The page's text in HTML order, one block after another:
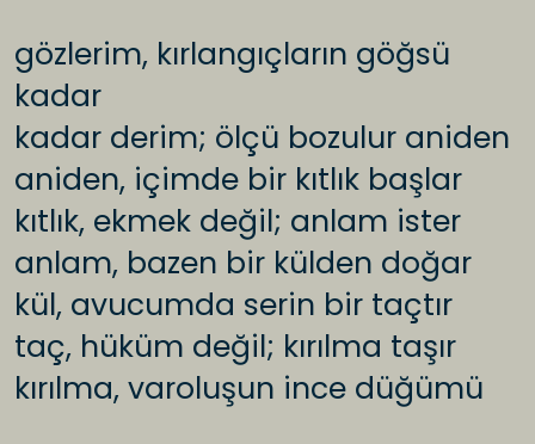
gözlerim, kırlangıçların göğsü
kadar
kadar derim; ölçü bozulur aniden
aniden, içimde bir kıtlık başlar
kıtlık, ekmek değil; anlam ister
anlam, bazen bir külden doğar
kül, avucumda serin bir taçtır
taç, hüküm değil; kırılma taşır
kırılma, varoluşun ince düğümü